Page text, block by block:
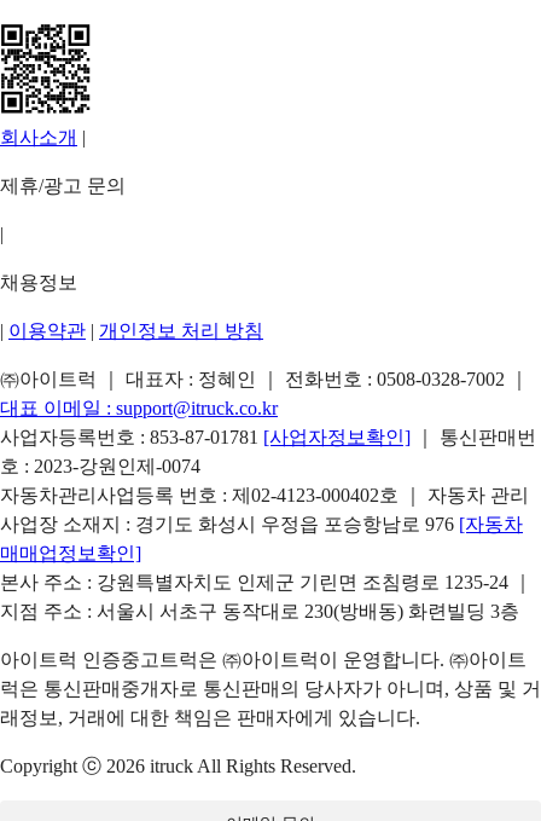
회사소개 |
제휴/광고 문의
|
채용정보
| 이용약관 | 개인정보 처리 방침
㈜아이트럭 ｜ 대표자 : 정혜인 ｜ 전화번호 : 0508-0328-7002
대표 이메일 : support@itruck.co.kr
사업자등록번호 : 853-87-01781 [사업자정보확인]
｜ 통신판매번
호 : 2023-강원인제-0074
자동차관리사업등록 번호 : 제02-4123-000402호 ｜ 자동차 관리
사업장 소재지 : 경기도 화성시 우정읍 포승항남로 976 [자동차
매매업정보확인]
본사 주소 : 강원특별자치도 인제군 기린면 조침령로 1235-24 ｜
지점 주소 : 서울시 서초구 동작대로 230(방배동) 화련빌딩 3층
아이트럭 인증중고트럭은 ㈜아이트럭이 운영합니다. ㈜아이트
럭은 통신판매중개자로 통신판매의 당사자가 아니며, 상품 및 거
래정보, 거래에 대한 책임은 판매자에게 있습니다.
Copyright ⓒ 2026 itruck All Rights Reserved.